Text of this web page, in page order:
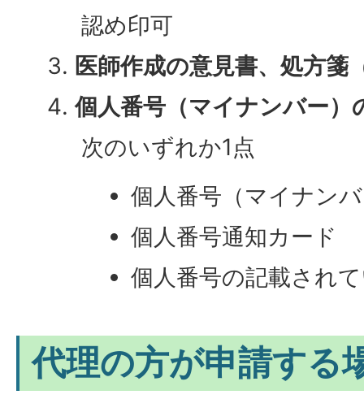
認め印可
医師作成の意見書、処方箋
個人番号（マイナンバー）
次のいずれか1点
個人番号（マイナン
個人番号通知カード
個人番号の記載され
代理の方が申請する